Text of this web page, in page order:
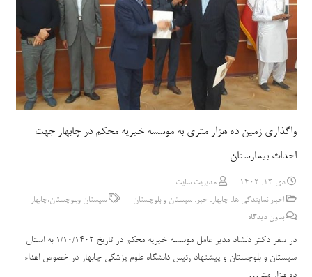
واگذاری زمین ده هزار متری به موسسه خیریه محکم در چابهار جهت
احداث بیمارستان
دی 13, 1402
مدیریت سایت
اخبار نمایندگی ها,چابهار,خبر,سیستان و بلوچستان
سیستان وبلوچستان،چابهار
بدون دیدگاه
در سفر دکتر دلشاد مدیر عامل موسسه خیریه محکم در تاریخ 1/10/1402 به استان
سیستان و بلوچستان و پیشنهاد رئیس دانشگاه علوم پزشکی چابهار در خصوص اهداء